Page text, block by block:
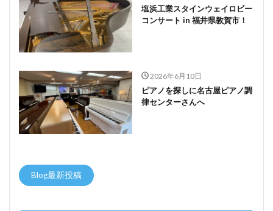
塩浜工業スタインウェイロビー
コンサート in 福井県敦賀市！
2026年6月10日
ピアノを探しに名古屋ピアノ調
律センターさんへ
Blog最新投稿